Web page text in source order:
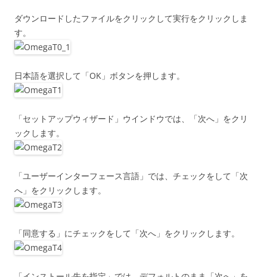
ダウンロードしたファイルをクリックして実行をクリックしま
す。
日本語を選択して「OK」ボタンを押します。
「セットアップウィザード」ウインドウでは、「次へ」をクリ
ックします。
「ユーザーインターフェース言語」では、チェックをして「次
へ」をクリックします。
「同意する」にチェックをして「次へ」をクリックします。